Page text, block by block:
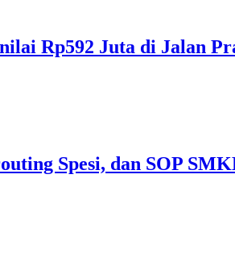
Rp592 Juta di Jalan
Spesi, dan SOP